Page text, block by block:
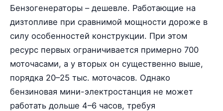
Бензогенераторы – дешевле. Работающие на
дизтопливе при сравнимой мощности дороже в
силу особенностей конструкции. При этом
ресурс первых ограничивается примерно 700
моточасами, а у вторых он существенно выше,
порядка 20–25 тыс. моточасов. Однако
бензиновая мини-электростанция не может
работать дольше 4–6 часов, требуя